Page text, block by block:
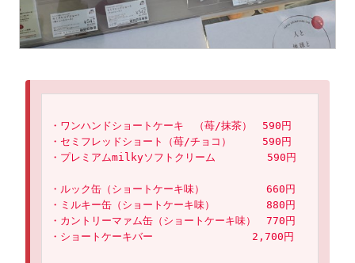
・ワンハンドショートケーキ　（苺/抹茶）　590円
・セミフレッドショート（苺/チョコ）　　　590円
・プレミアムmilkyソフトクリーム　　　　　590円
・ルック缶（ショートケーキ味）　　　　　　660円
・ミルキー缶（ショートケーキ味）　　　　　880円
・カントリーマァム缶（ショートケーキ味）　770円
・ショートケーキバー　　　　　　　　　 2,700円